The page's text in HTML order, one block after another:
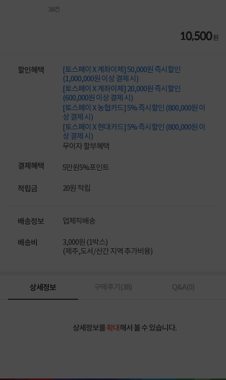
38건
10,500원
할인혜택
[토스페이 X 계좌이체] 50,000원 즉시할인
(1,000,000원 이상 결제 시)
[토스페이 X 계좌이체] 20,000원 즉시할인
(600,000원 이상 결제 시)
[토스페이 X 농협카드] 5% 즉시할인 (800,000원 이
상 결제 시)
[토스페이 X 현대카드] 5% 즉시할인 (800,000원 이
상 결제 시)
무이자 할부혜택
결제혜택 5만원5%포인트
적립금 20원 적립
배송정보 업체직배송
배송비
3,000원 (1박스)
(제주,도서/산간 지역 추가비용)
상세정보 구매후기(38) Q&A(0)
상세정보를확대해서 볼 수 있습니다.